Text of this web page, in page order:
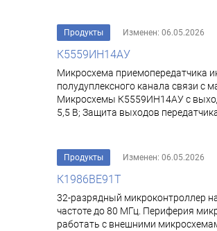
Продукты Изменен: 06.05.2026
К5559ИН14АУ
Микросхема приемопередатчика
полудуплексного канала связи
Микросхемы К5559ИН14АУ с
5,5 В; Защита выходов
Продукты Изменен: 06.05.2026
К1986ВЕ91Т
32-разрядный микроконтроллер
частоте до 80 МГц. Периферия
работать с внешними